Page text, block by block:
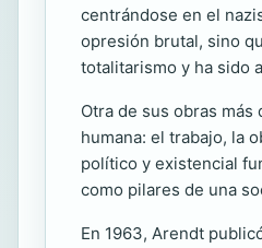
centrándose en el
opresión brutal, sino
totalitarismo y ha sido
Otra de sus obras más
humana: el trabajo, la
político y existencial
como pilares de una
En 1963, Arendt